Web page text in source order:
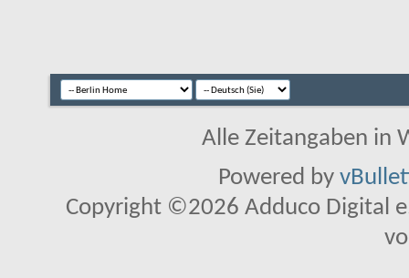
Alle Zeitangaben in
Powered by
Copyright ©2026 Adduco Digital